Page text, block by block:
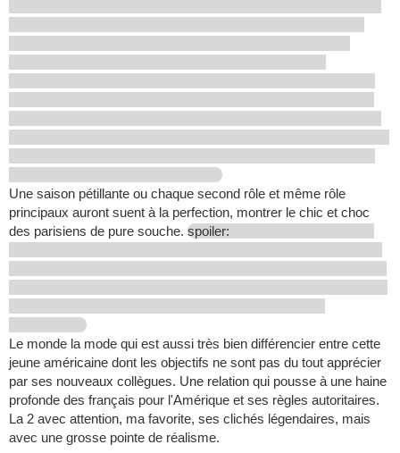
Une saison pétillante ou chaque second rôle et même rôle
principaux auront suent à la perfection, montrer le chic et choc
des parisiens de pure souche. spoiler:
Le monde la mode qui est aussi très bien différencier entre cette
jeune américaine dont les objectifs ne sont pas du tout apprécier
par ses nouveaux collègues. Une relation qui pousse à une haine
profonde des français pour l'Amérique et ses règles autoritaires.
La 2 avec attention, ma favorite, ses clichés légendaires, mais
avec une grosse pointe de réalisme.